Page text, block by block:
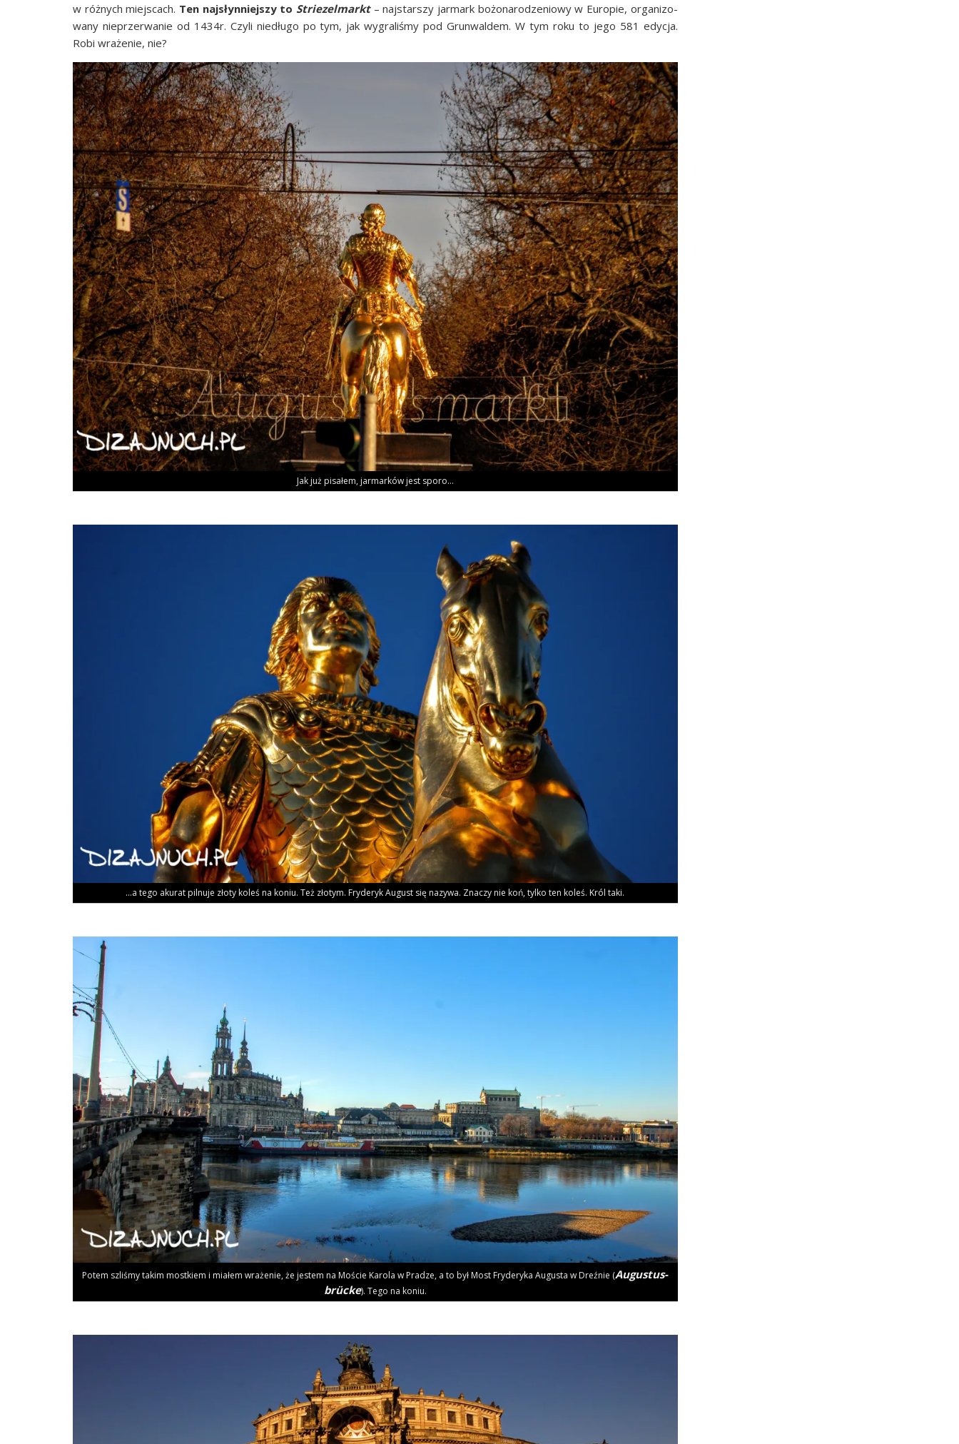
w róż­nych miej­scach. Ten naj­słyn­niej­szy to Strie­zel­markt– naj­star­szy jar­mark bożo­na­ro­dze­nio­wy w Euro­pie, orga­ni­zo­
wa­ny nie­prze­rwa­nie od 1434r. Czy­li nie­dłu­go po tym, jak wygra­li­śmy pod Grun­wal­dem. W tym roku to jego 581 edy­cja.
Robi wra­że­nie, nie?
Jak już pisa­łem, jar­mar­ków jest sporo…
…a tego aku­rat pil­nu­je zło­ty koleś na koniu. Też zło­tym. Fry­de­ryk August się nazy­wa. Zna­czy nie koń, tyl­ko ten koleś. Król taki.
Potem szli­śmy takim most­kiem i mia­łem wra­że­nie, że jestem na Moście Karo­la w Pra­dze, a to był Most Fry­de­ry­ka Augu­sta w Dreź­nie (Augu­stus­
brüc­ke). Tego na koniu.